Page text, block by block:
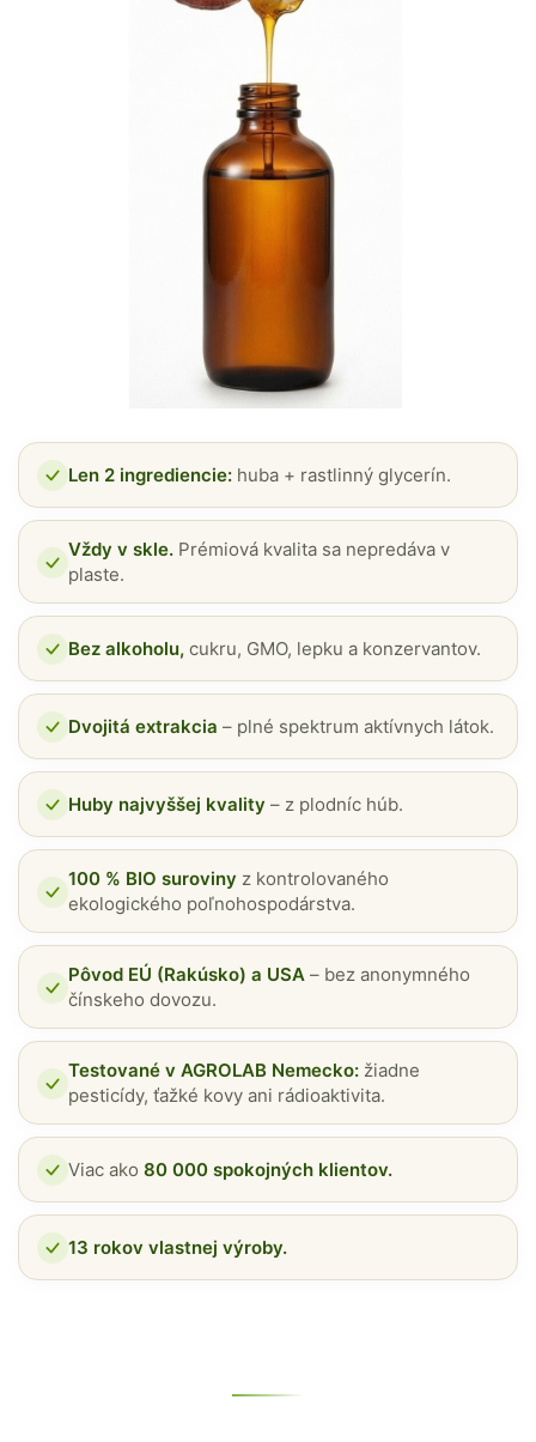
Len 2 ingrediencie: huba + rastlinný glycerín.
Vždy v skle. Prémiová kvalita sa nepredáva v
plaste.
Bez alkoholu, cukru, GMO, lepku a konzervantov.
Dvojitá extrakcia – plné spektrum aktívnych látok.
Huby najvyššej kvality – z plodníc húb.
100 % BIO suroviny z kontrolovaného
ekologického poľnohospodárstva.
Pôvod EÚ (Rakúsko) a USA – bez anonymného
čínskeho dovozu.
Testované v AGROLAB Nemecko: žiadne
pesticídy, ťažké kovy ani rádioaktivita.
Viac ako 80 000 spokojných klientov.
13 rokov vlastnej výroby.